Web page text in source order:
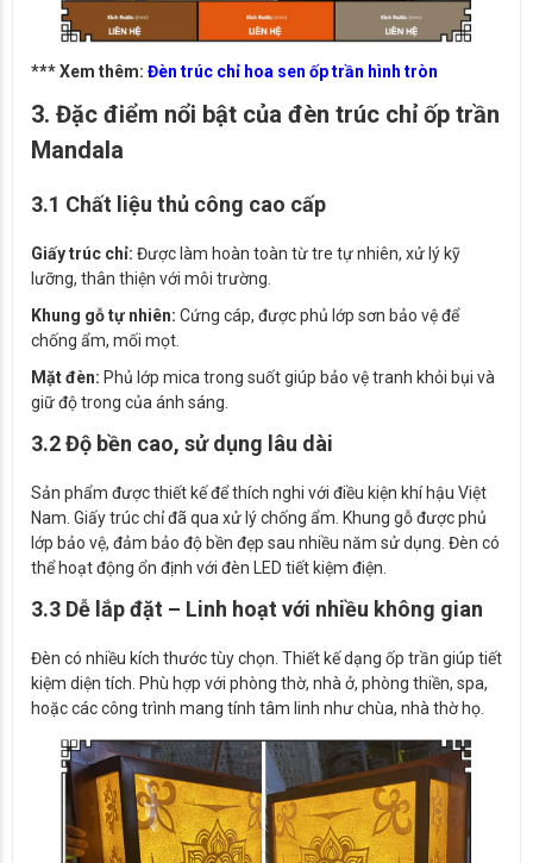
*** Xem thêm: Đèn trúc chỉ hoa sen ốp trần hình tròn
3. Đặc điểm nổi bật của đèn trúc chỉ ốp trần
Mandala
3.1 Chất liệu thủ công cao cấp
Giấy trúc chỉ: Được làm hoàn toàn từ tre tự nhiên, xử lý kỹ
lưỡng, thân thiện với môi trường.
Khung gỗ tự nhiên: Cứng cáp, được phủ lớp sơn bảo vệ để
chống ẩm, mối mọt.
Mặt đèn: Phủ lớp mica trong suốt giúp bảo vệ tranh khỏi bụi và
giữ độ trong của ánh sáng.
3.2 Độ bền cao, sử dụng lâu dài
Sản phẩm được thiết kế để thích nghi với điều kiện khí hậu Việt
Nam. Giấy trúc chỉ đã qua xử lý chống ẩm. Khung gỗ được phủ
lớp bảo vệ, đảm bảo độ bền đẹp sau nhiều năm sử dụng. Đèn có
thể hoạt động ổn định với đèn LED tiết kiệm điện.
3.3 Dễ lắp đặt – Linh hoạt với nhiều không gian
Đèn có nhiều kích thước tùy chọn. Thiết kế dạng ốp trần giúp tiết
kiệm diện tích. Phù hợp với phòng thờ, nhà ở, phòng thiền, spa,
hoặc các công trình mang tính tâm linh như chùa, nhà thờ họ.